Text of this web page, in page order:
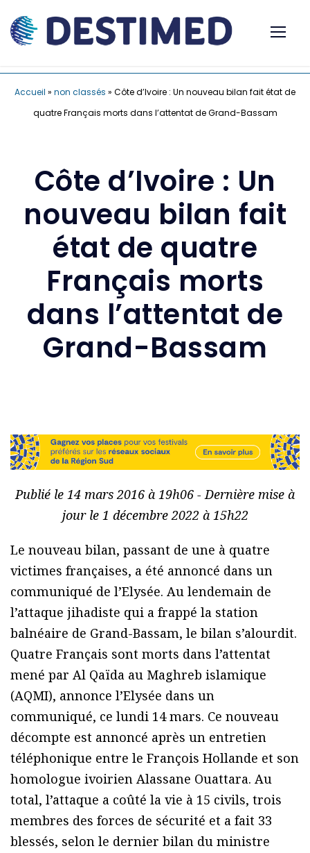
Accueil » non classés » Côte d’Ivoire : Un nouveau bilan fait état de
quatre Français morts dans l’attentat de Grand-Bassam
Côte d’Ivoire : Un
nouveau bilan fait
état de quatre
Français morts
dans l’attentat de
Grand-Bassam
Publié le 14 mars 2016 à 19h06 - Dernière mise à
jour le 1 décembre 2022 à 15h22
Le nouveau bilan, passant de une à quatre
victimes françaises, a été annoncé dans un
communiqué de l’Elysée. Au lendemain de
l’attaque jihadiste qui a frappé la station
balnéaire de Grand-Bassam, le bilan s’alourdit.
Quatre Français sont morts dans l’attentat
mené par Al Qaïda au Maghreb islamique
(AQMI), annonce l’Elysée dans un
communiqué, ce lundi 14 mars. Ce nouveau
décompte est annoncé après un entretien
téléphonique entre le François Hollande et son
homologue ivoirien Alassane Ouattara. Au
total, l’attaque a coûté la vie à 15 civils, trois
membres des forces de sécurité et a fait 33
blessés, selon le dernier bilan du ministre